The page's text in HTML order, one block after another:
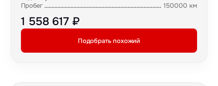
Пробег
150000 км
1 558 617 ₽
Подобрать похожий